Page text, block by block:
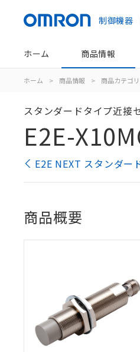
制御機器
ホーム 商品情報
ホーム > 商品情報 > 商品カテゴリ
スタンダードタイプ近接
E2E-
E2E NEXT スタンダー
商品概要